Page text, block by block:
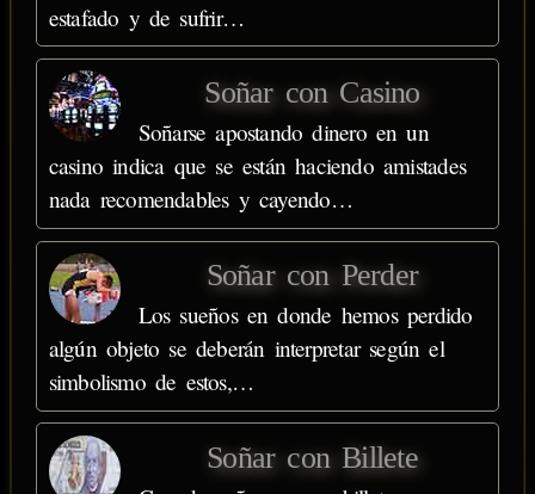
estafado y de sufrir…
Soñar con Casino
Soñarse apostando dinero en un
casino indica que se están haciendo amistades
nada recomendables y cayendo…
Soñar con Perder
Los sueños en donde hemos perdido
algún objeto se deberán interpretar según el
simbolismo de estos,…
Soñar con Billete